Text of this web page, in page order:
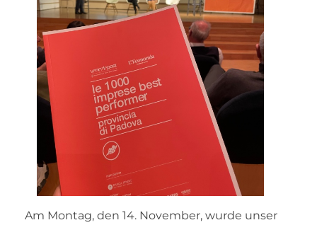
Am Montag, den 14. November, wurde unser